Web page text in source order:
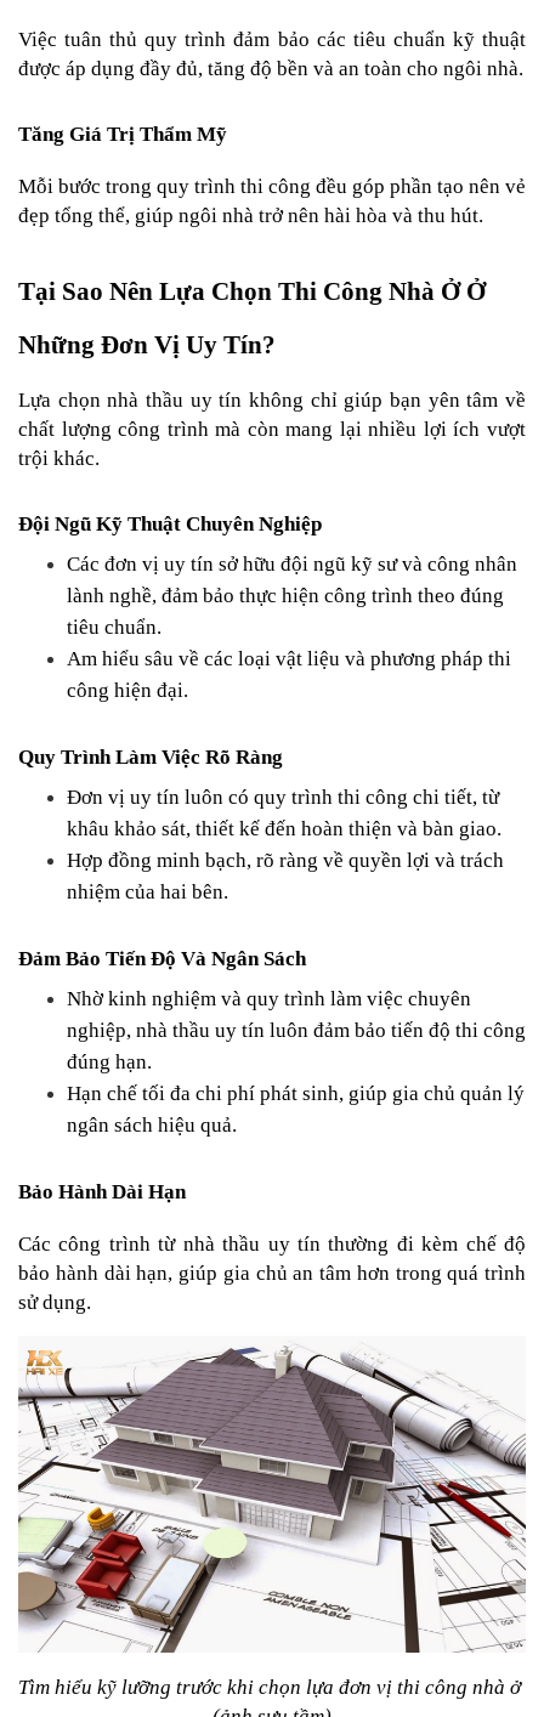
Việc tuân thủ quy trình đảm bảo các tiêu chuẩn kỹ thuật
được áp dụng đầy đủ, tăng độ bền và an toàn cho ngôi nhà.
Tăng Giá Trị Thẩm Mỹ
Mỗi bước trong quy trình thi công đều góp phần tạo nên vẻ
đẹp tổng thể, giúp ngôi nhà trở nên hài hòa và thu hút.
Tại Sao Nên Lựa Chọn Thi Công Nhà Ở Ở
Những Đơn Vị Uy Tín?
Lựa chọn nhà thầu uy tín không chỉ giúp bạn yên tâm về
chất lượng công trình mà còn mang lại nhiều lợi ích vượt
trội khác.
Đội Ngũ Kỹ Thuật Chuyên Nghiệp
Các đơn vị uy tín sở hữu đội ngũ kỹ sư và công nhân
lành nghề, đảm bảo thực hiện công trình theo đúng
tiêu chuẩn.
Am hiểu sâu về các loại vật liệu và phương pháp thi
công hiện đại.
Quy Trình Làm Việc Rõ Ràng
Đơn vị uy tín luôn có quy trình thi công chi tiết, từ
khâu khảo sát, thiết kế đến hoàn thiện và bàn giao.
Hợp đồng minh bạch, rõ ràng về quyền lợi và trách
nhiệm của hai bên.
Đảm Bảo Tiến Độ Và Ngân Sách
Nhờ kinh nghiệm và quy trình làm việc chuyên
nghiệp, nhà thầu uy tín luôn đảm bảo tiến độ thi công
đúng hạn.
Hạn chế tối đa chi phí phát sinh, giúp gia chủ quản lý
ngân sách hiệu quả.
Bảo Hành Dài Hạn
Các công trình từ nhà thầu uy tín thường đi kèm chế độ
bảo hành dài hạn, giúp gia chủ an tâm hơn trong quá trình
sử dụng.
Tìm hiểu kỹ lưỡng trước khi chọn lựa đơn vị thi công nhà ở